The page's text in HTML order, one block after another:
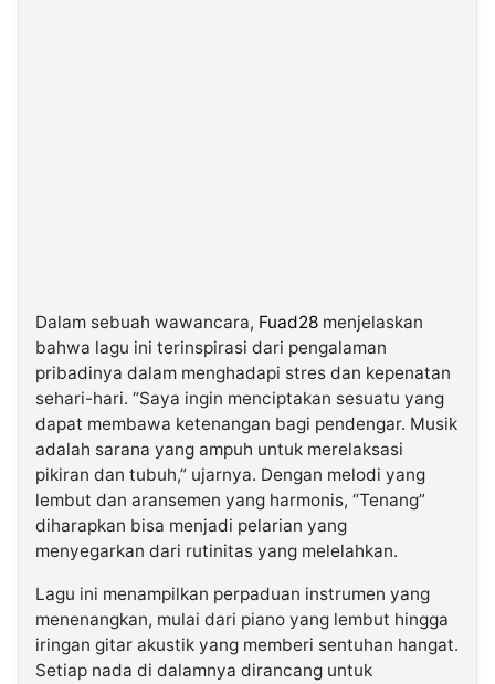
Dalam sebuah wawancara, Fuad28 menjelaskan
bahwa lagu ini terinspirasi dari pengalaman
pribadinya dalam menghadapi stres dan kepenatan
sehari-hari. “Saya ingin menciptakan sesuatu yang
dapat membawa ketenangan bagi pendengar. Musik
adalah sarana yang ampuh untuk merelaksasi
pikiran dan tubuh,” ujarnya. Dengan melodi yang
lembut dan aransemen yang harmonis, “Tenang”
diharapkan bisa menjadi pelarian yang
menyegarkan dari rutinitas yang melelahkan.
Lagu ini menampilkan perpaduan instrumen yang
menenangkan, mulai dari piano yang lembut hingga
iringan gitar akustik yang memberi sentuhan hangat.
Setiap nada di dalamnya dirancang untuk